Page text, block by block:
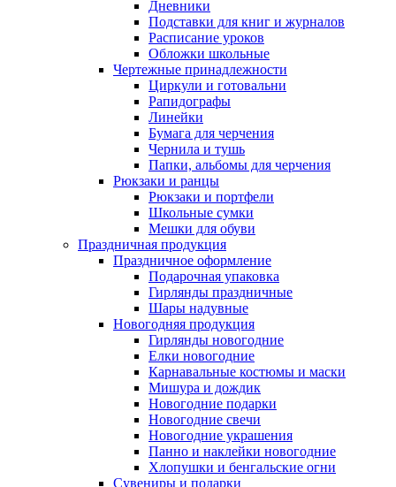
Дневники
Подставки для книг и журналов
Расписание уроков
Обложки школьные
Чертежные принадлежности
Циркули и готовальни
Рапидографы
Линейки
Бумага для черчения
Чернила и тушь
Папки, альбомы для черчения
Рюкзаки и ранцы
Рюкзаки и портфели
Школьные сумки
Мешки для обуви
Праздничная продукция
Праздничное оформление
Подарочная упаковка
Гирлянды праздничные
Шары надувные
Новогодняя продукция
Гирлянды новогодние
Елки новогодние
Карнавальные костюмы и маски
Мишура и дождик
Новогодние подарки
Новогодние свечи
Новогодние украшения
Панно и наклейки новогодние
Хлопушки и бенгальские огни
Сувениры и подарки